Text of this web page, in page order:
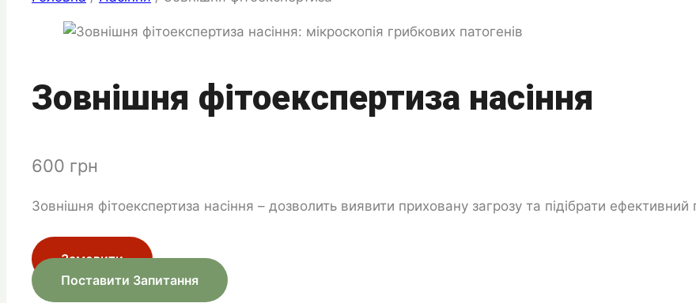
Зовнішня фітоекспертиза насіння
600 грн
Зовнішня фітоекспертиза насіння – дозволить виявити приховану загрозу та підібрати ефективний
Замовити
Поставити Запитання